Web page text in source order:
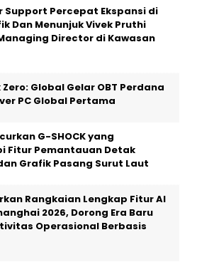
Support Percepat Ekspansi di
Dan Menunjuk Vivek Pruthi
Director di Kawasan
Global Gelar OBT Perdana
PC Global Pertama
G-SHOCK yang
Fitur Pemantauan Detak
Grafik Pasang Surut Laut
Rangkaian Lengkap Fitur AI
2026, Dorong Era Baru
Operasional Berbasis